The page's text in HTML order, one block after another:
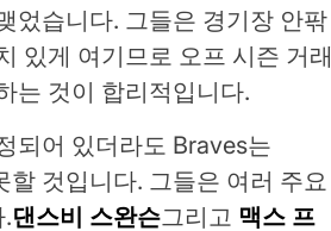
었습니다. 그들은 경기장 안팎
있게 여기므로 오프 시즌 거래
는 것이 합리적입니다.
되어 있더라도 Braves는
것입니다. 그들은 여러 주요
댄스비 스완슨그리고 맥스 프